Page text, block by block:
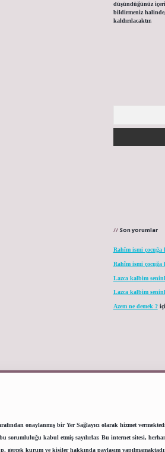
düşündüğünüz
bildirmeniz
kaldırılacaktır.
Son yorumlar
Rahîm ismi
Rahîm ismi
Lazca kalbim
Lazca kalbim
Azem ne demek ?
onaylanmış bir Yer Sağlayıcı olarak hizmet
sorumluluğu kabul etmiş sayılırlar. Bu internet sitesi,
gerçek kurum ve kişiler hakkında paylaşım